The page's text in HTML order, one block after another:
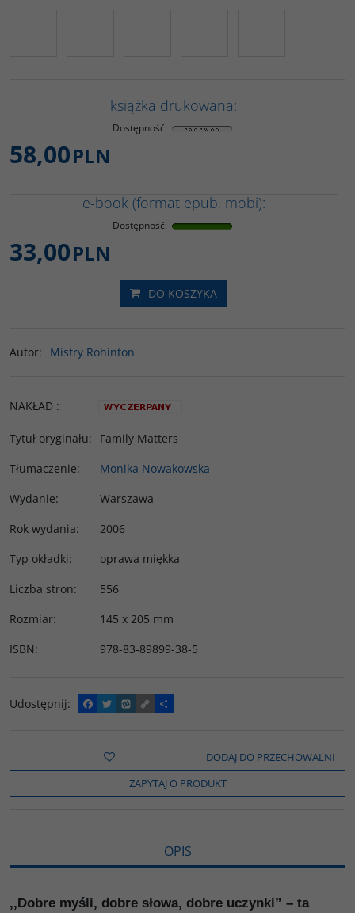
książka drukowana:
Dostępność:
58,00PLN
e-book (format epub, mobi):
Dostępność:
33,00PLN
DO KOSZYKA
Autor: Mistry Rohinton
NAKŁAD :
Tytuł oryginału:
Family Matters
Tłumaczenie:
Monika Nowakowska
Wydanie:
Warszawa
Rok wydania:
2006
Typ okładki:
oprawa miękka
Liczba stron:
556
Rozmiar:
145 x 205 mm
ISBN: 978-83-89899-38-5
Udostępnij:
F
a
e
o
k
T
w
t
t
e
W
y
o
C
o
y
i
n
k
P
o
z
e
l
s
DODAJ DO PRZECHOWALNI
ZAPYTAJ O PRODUKT
OPIS
,,Dobre myśli, dobre słowa, dobre uczynki” – ta